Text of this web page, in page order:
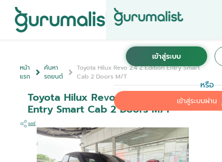
หรือ
เข้าสู่ระบบผ่าน
หน้า
แรก
ค้นหา
รถยนต์
Toyota Hilux Revo 2.4 Z Edition Entry Smart
Cab 2 Doors M/T
Toyota Hilux Revo 2.4 Z Edition
Entry Smart Cab 2 Doors M/T
แชร์